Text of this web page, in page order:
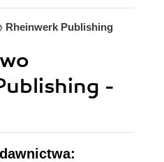
Rheinwerk Publishing
-